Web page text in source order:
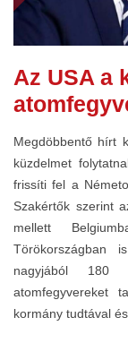
Az USA a
Megdöbbentő hírt
küzdelmet
frissíti fel a
Szakértők szerint
mellett
Törökországban
nagyjából 180
atomfegyvereket
kormány tudtával